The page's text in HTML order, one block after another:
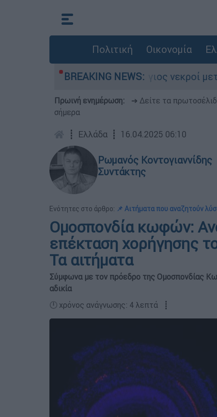
Πολιτική Οικονομία
BREAKING NEWS:
Μητέρα και γιος νεκροί μετά από
Πρωινή ενημέρωση: ➔ Δείτε τα
σήμερα
┋ Ελλάδα ┋ 16.04.2025 06:10
Ρωμανός Κοντογιαννίδης
Συντάκτης
Ενότητες στο άρθρο: 📌 Αιτήματα που αναζητούν
Ομοσπονδία κωφών:
επέκταση χορήγησης
Τα αιτήματα
Σύμφωνα με τον πρόεδρο της Ομοσπονδίας
αδικία
🕛 χρόνος ανάγνωσης: 4 λεπτά ┋